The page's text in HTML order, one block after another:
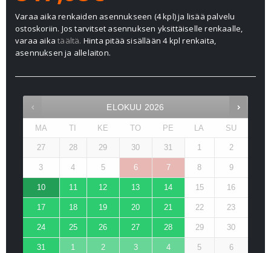
Varaa aika renkaiden asennukseen (4 kpl) ja lisää palvelu
ostoskoriin. Jos tarvitset asennuksen yksittäiselle renkaalle,
varaa aikatäältä. Hinta pitää sisällään 4 kpl renkaita,
asennuksen ja allelaiton.
ELOKUU 2026
MA TI KE TO PE LA SU
27 28 29 30 31 1 2
3 4 5 6 7 8 9
10 11 12 13 14 15 16
17 18 19 20 21 22 23
24 25 26 27 28 29 30
31 1 2 3 4 5 6